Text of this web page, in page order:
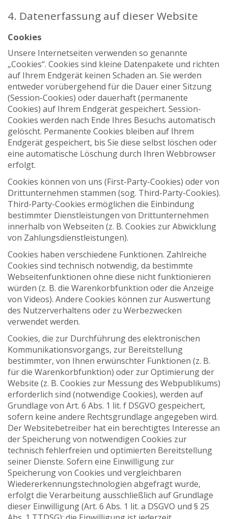
4. Datenerfassung auf dieser Website
Cookies
Unsere Internetseiten verwenden so genannte
„Cookies“. Cookies sind kleine Datenpakete und richten
auf Ihrem Endgerät keinen Schaden an. Sie werden
entweder vorübergehend für die Dauer einer Sitzung
(Session-Cookies) oder dauerhaft (permanente
Cookies) auf Ihrem Endgerät gespeichert. Session-
Cookies werden nach Ende Ihres Besuchs automatisch
gelöscht. Permanente Cookies bleiben auf Ihrem
Endgerät gespeichert, bis Sie diese selbst löschen oder
eine automatische Löschung durch Ihren Webbrowser
erfolgt.
Cookies können von uns (First-Party-Cookies) oder von
Drittunternehmen stammen (sog. Third-Party-Cookies).
Third-Party-Cookies ermöglichen die Einbindung
bestimmter Dienstleistungen von Drittunternehmen
innerhalb von Webseiten (z. B. Cookies zur Abwicklung
von Zahlungsdienstleistungen).
Cookies haben verschiedene Funktionen. Zahlreiche
Cookies sind technisch notwendig, da bestimmte
Webseitenfunktionen ohne diese nicht funktionieren
würden (z. B. die Warenkorbfunktion oder die Anzeige
von Videos). Andere Cookies können zur Auswertung
des Nutzerverhaltens oder zu Werbezwecken
verwendet werden.
Cookies, die zur Durchführung des elektronischen
Kommunikationsvorgangs, zur Bereitstellung
bestimmter, von Ihnen erwünschter Funktionen (z. B.
für die Warenkorbfunktion) oder zur Optimierung der
Website (z. B. Cookies zur Messung des Webpublikums)
erforderlich sind (notwendige Cookies), werden auf
Grundlage von Art. 6 Abs. 1 lit. f DSGVO gespeichert,
sofern keine andere Rechtsgrundlage angegeben wird.
Der Websitebetreiber hat ein berechtigtes Interesse an
der Speicherung von notwendigen Cookies zur
technisch fehlerfreien und optimierten Bereitstellung
seiner Dienste. Sofern eine Einwilligung zur
Speicherung von Cookies und vergleichbaren
Wiedererkennungstechnologien abgefragt wurde,
erfolgt die Verarbeitung ausschließlich auf Grundlage
dieser Einwilligung (Art. 6 Abs. 1 lit. a DSGVO und § 25